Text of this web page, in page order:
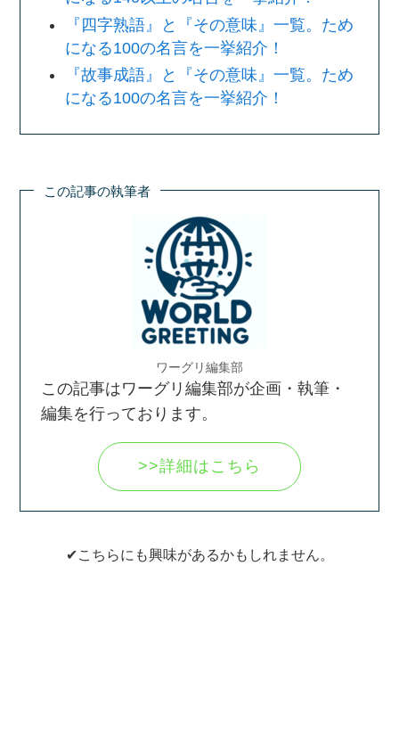
『四字熟語』と『その意味』一覧。ため
になる100の名言を一挙紹介！
『故事成語』と『その意味』一覧。ため
になる100の名言を一挙紹介！
この記事の執筆者
ワーグリ編集部
この記事はワーグリ編集部が企画・執筆・
編集を行っております。
>>詳細はこちら
✔こちらにも興味があるかもしれません。